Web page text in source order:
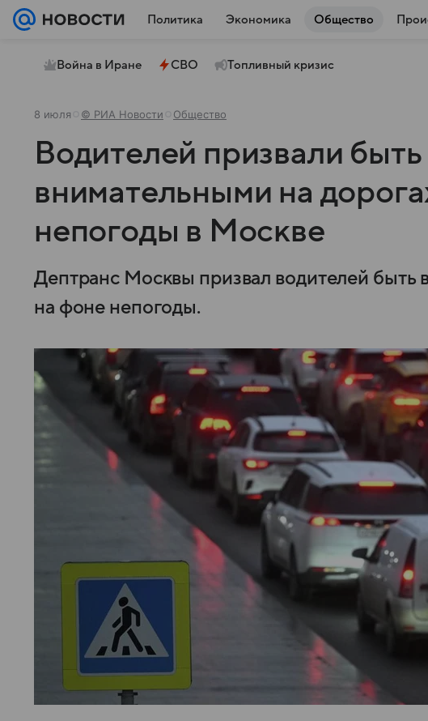
Политика Экономика Общество
Война в Иране СВО Топливный кризис
8 июля © РИА Новости Общество
Водителей призвали быть
внимательными на
непогоды в Москве
Дептранс Москвы призвал водителей быть
на фоне непогоды.